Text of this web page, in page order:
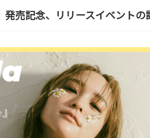
発売記念、リリースイベントの